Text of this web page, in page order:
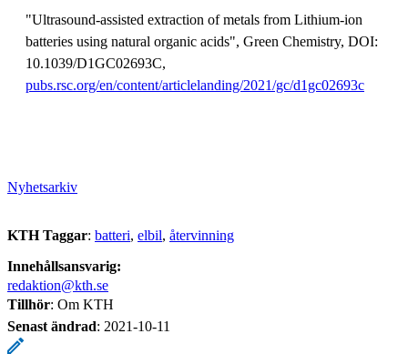
"Ultrasound-assisted extraction of metals from Lithium-ion
batteries using natural organic acids", Green Chemistry, DOI:
10.1039/D1GC02693C,
pubs.rsc.org/en/content/articlelanding/2021/gc/d1gc02693c
Nyhetsarkiv
KTH Taggar: batteri elbil återvinning
Innehållsansvarig:
redaktion@kth.se
Tillhör: Om KTH
Senast ändrad: 2021-10-11